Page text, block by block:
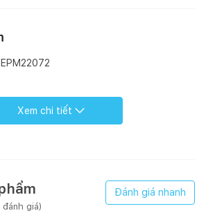
Xem chi tiết
đánh giá)
Đánh giá nhanh